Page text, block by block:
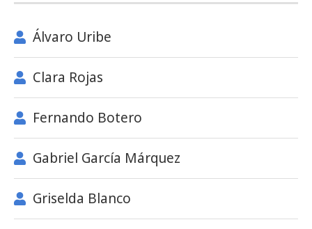
Álvaro Uribe
Clara Rojas
Fernando Botero
Gabriel García Márquez
Griselda Blanco